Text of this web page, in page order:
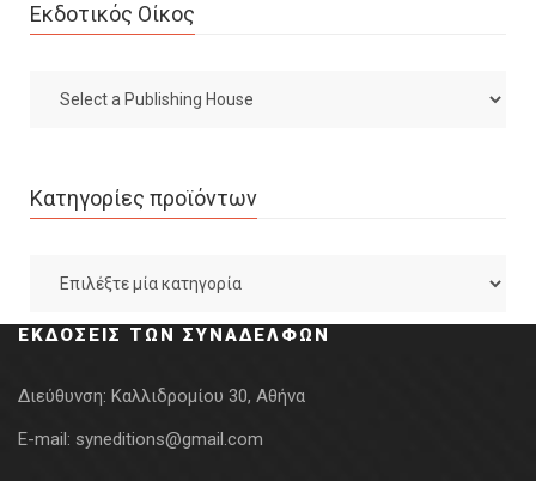
Εκδοτικός Οίκος
Κατηγορίες προϊόντων
ΕΚΔΌΣΕΙΣ ΤΩΝ ΣΥΝΑΔΈΛΦΩΝ
Διεύθυνση: Καλλιδρομίου 30, Αθήνα
E-mail: syneditions@gmail.com